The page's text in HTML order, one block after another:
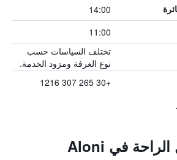
14:00
11:00
تختلف السياسات حسب
نوع الغرفة ومزود الخدمة.
+30 265 307 1216
المزايا ووسائل الراحة في Aloni